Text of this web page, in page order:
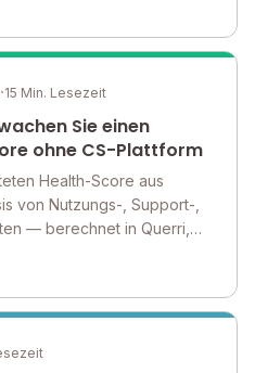
·15 Min. Lesezeit
Sie einen
ohne CS-Plattform
Health-Score aus
von Nutzungs-, Support-,
— berechnet in Querri,
ChurnZero erforderlich.